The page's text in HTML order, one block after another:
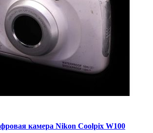
камера Nikon Coolpix W100